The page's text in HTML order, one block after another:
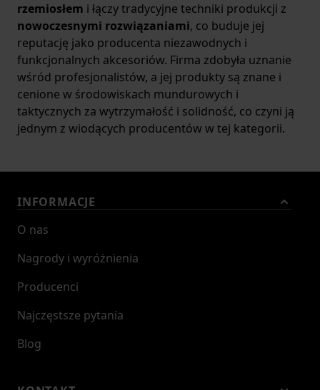
rzemiosłem i łączy tradycyjne techniki produkcji z
nowoczesnymi rozwiązaniami, co buduje jej
reputację jako producenta niezawodnych i
funkcjonalnych akcesoriów. Firma zdobyła uznanie
wśród profesjonalistów, a jej produkty są znane i
cenione w środowiskach mundurowych i
taktycznych za wytrzymałość i solidność, co czyni ją
jednym z wiodących producentów w tej kategorii.
INFORMACJE
O nas
Nagrody i wyróżnienia
Producenci
Najczęstsze pytania
Blog